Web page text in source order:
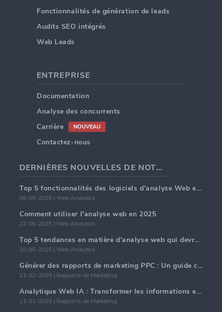
Fonctionnalités de génération de leads
Audits SEO intégrés
Web Leads
ENTREPRISE
Documentation
Analyse des concurrents
Carrière
NOUVEAU
Contactez-nous
DERNIÈRES NOUVELLES DE NOTRE BLOG
Top 5 fonctionnalités des logiciels d'analyse Web en 2025
09-09-2025 | Web Analytics
Comment utiliser l'analyse web en 2025
22-06-2025 | Web Analytics
Top 5 tendances en matière d'analyse web qui devraient dominer en 2025
10-05-2025 | Web Analytics
Générer des rapports de marketing PPC : Un guide complet
21-02-2025 | Rapports de Marketing
Analytique Web IA : Transformer les informations en données avec précision
11-01-2025 | Rapports de Marketing